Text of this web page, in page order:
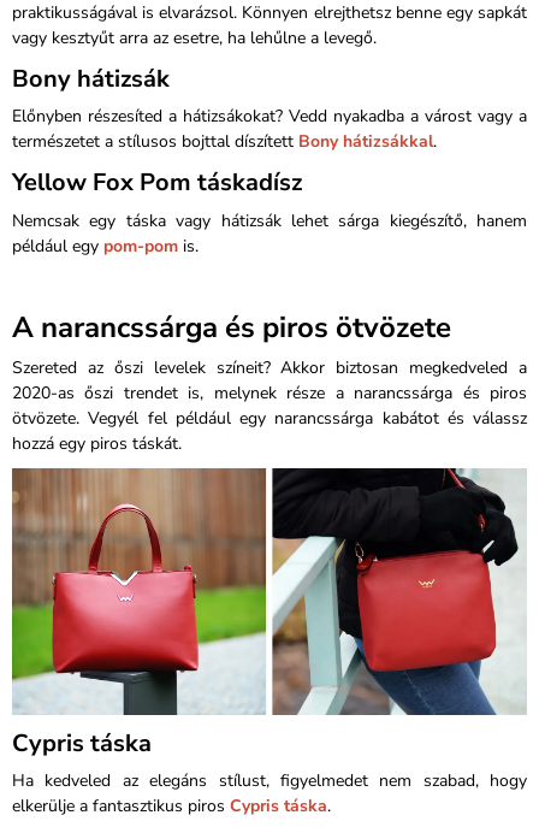
praktikusságával is elvarázsol. Könnyen elrejthetsz benne egy sapkát
vagy kesztyűt arra az esetre, ha lehűlne a levegő.
Bony hátizsák
Előnyben részesíted a hátizsákokat? Vedd nyakadba a várost vagy a
természetet a stílusos bojttal díszített Bony hátizsákkal.
Yellow Fox Pom táskadísz
Nemcsak egy táska vagy hátizsák lehet sárga kiegészítő, hanem
például egy pom-pom is.
A narancssárga és piros ötvözete
Szereted az őszi levelek színeit? Akkor biztosan megkedveled a
2020-as őszi trendet is, melynek része a narancssárga és piros
ötvözete. Vegyél fel például egy narancssárga kabátot és válassz
hozzá egy piros táskát.
Cypris táska
Ha kedveled az elegáns stílust, figyelmedet nem szabad, hogy
elkerülje a fantasztikus piros Cypris táska.